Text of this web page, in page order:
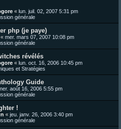
« lun. juil. 02, 2007 5:31 pm
générale
php (je paye)
« mer. mars 07, 2007 10:08 pm
générale
révélés
« lun. oct. 16, 2006 10:45 pm
et Stratégies
Guide
août 16, 2006 5:55 pm
générale
!
« jeu. janv. 26, 2006 3:40 pm
générale